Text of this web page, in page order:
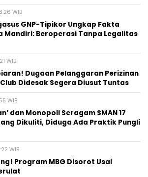
WIB
GNP-Tipikor Ungkap Fakta
Mandiri: Beroperasi Tanpa Legalitas
WIB
Dugaan Pelanggaran Perizinan
Didesak Segera Diusut Tuntas
WIB
dan Monopoli Seragam SMAN 17
Dikuliti, Diduga Ada Praktik Pungli
WIB
Program MBG Disorot Usai